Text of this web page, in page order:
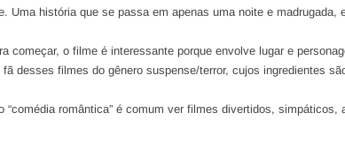
Uma história que se passa em apenas uma noite e madrugada,
começar, o filme é interessante porque envolve lugar e
desses filmes do gênero suspense/terror, cujos ingredientes
“comédia romântica” é comum ver filmes divertidos,